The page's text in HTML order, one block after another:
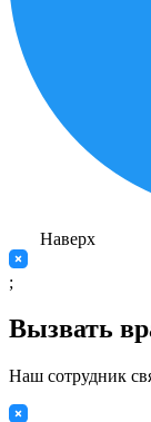
Наверх
;
Вызвать
Наш сотрудник